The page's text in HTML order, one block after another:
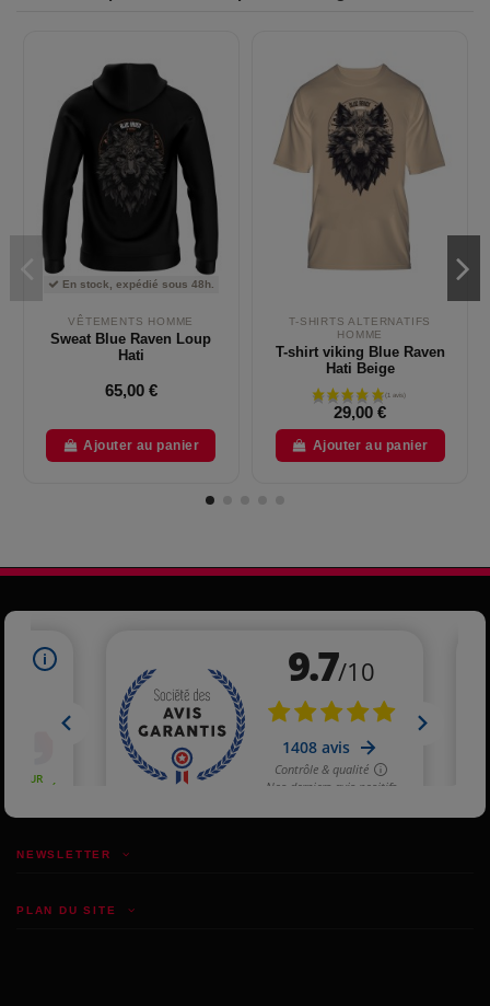
En stock, expédié sous 48h.
VÊTEMENTS HOMME
Sweat Blue Raven Loup
Hati
65,00 €
Ajouter au panier
T-SHIRTS ALTERNATIFS
HOMME
T-shirt viking Blue Raven
Hati Beige
29,00 €
Ajouter au panier
PLAN DU SITE
NEWSLETTER